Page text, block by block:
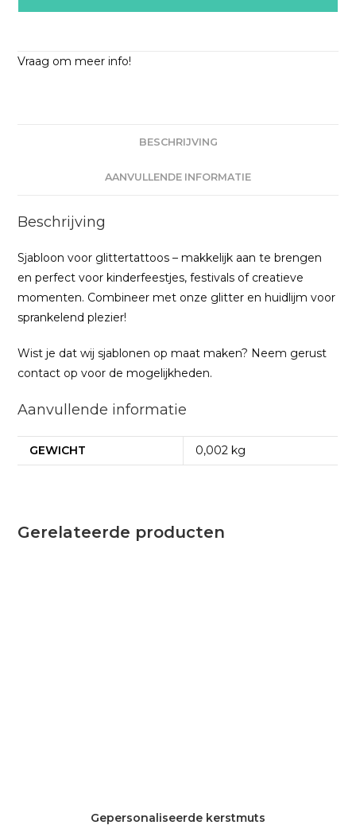
Vraag om meer info!
BESCHRIJVING
AANVULLENDE INFORMATIE
Beschrijving
Sjabloon voor glittertattoos – makkelijk aan te brengen
en perfect voor kinderfeestjes, festivals of creatieve
momenten. Combineer met onze glitter en huidlijm voor
sprankelend plezier!
Wist je dat wij sjablonen op maat maken? Neem gerust
contact op voor de mogelijkheden.
Aanvullende informatie
GEWICHT 0,002 kg
Gerelateerde producten
Gepersonaliseerde kerstmuts